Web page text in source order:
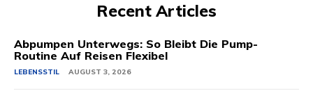
Recent Articles
Abpumpen Unterwegs: So Bleibt Die Pump-
Routine Auf Reisen Flexibel
LEBENSSTIL AUGUST 3, 2026